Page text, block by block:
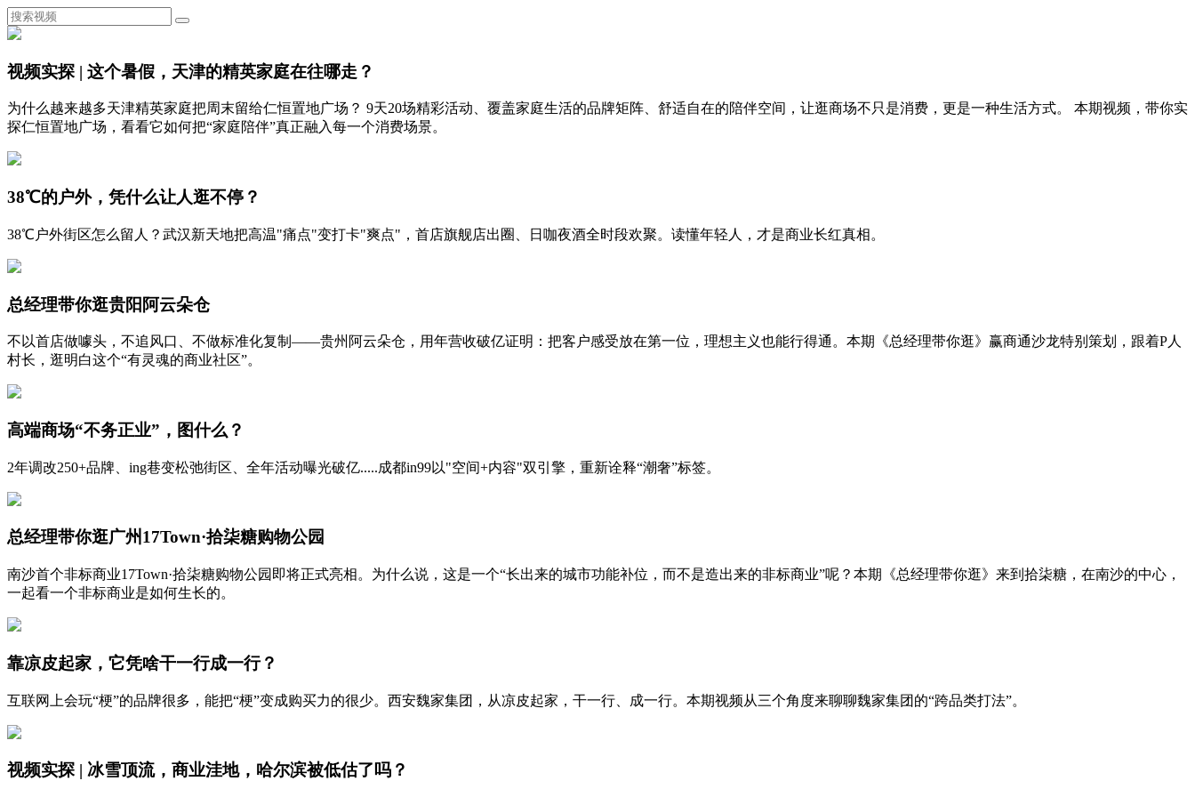
视频实探 | 这个暑假，天津的精英家庭在往哪走？
为什么越来越多天津精英家庭把周末留给仁恒置地广场？ 9天20场精彩活动、覆盖家庭生活的品牌矩阵、舒适自在的陪伴空间，让逛商场不只是消费，更是一种生活方式。 本期视频，带你实
探仁恒置地广场，看看它如何把“家庭陪伴”真正融入每一个消费场景。
38℃的户外，凭什么让人逛不停？
38℃户外街区怎么留人？武汉新天地把高温"痛点"变打卡"爽点"，首店旗舰店出圈、日咖夜酒全时段欢聚。读懂年轻人，才是商业长红真相。
总经理带你逛贵阳阿云朵仓
不以首店做噱头，不追风口、不做标准化复制——贵州阿云朵仓，用年营收破亿证明：把客户感受放在第一位，理想主义也能行得通。本期《总经理带你逛》赢商通沙龙特别策划，跟着P人
村长，逛明白这个“有灵魂的商业社区”。
高端商场“不务正业”，图什么？
2年调改250+品牌、ing巷变松弛街区、全年活动曝光破亿.....成都in99以"空间+内容"双引擎，重新诠释“潮奢”标签。
总经理带你逛广州17Town·拾柒糖购物公园
南沙首个非标商业17Town·拾柒糖购物公园即将正式亮相。为什么说，这是一个“长出来的城市功能补位，而不是造出来的非标商业”呢？本期《总经理带你逛》来到拾柒糖，在南沙的中心，
一起看一个非标商业是如何生长的。
靠凉皮起家，它凭啥干一行成一行？
互联网上会玩“梗”的品牌很多，能把“梗”变成购买力的很少。西安魏家集团，从凉皮起家，干一行、成一行。本期视频从三个角度来聊聊魏家集团的“跨品类打法”。
视频实探 | 冰雪顶流，商业洼地，哈尔滨被低估了吗？